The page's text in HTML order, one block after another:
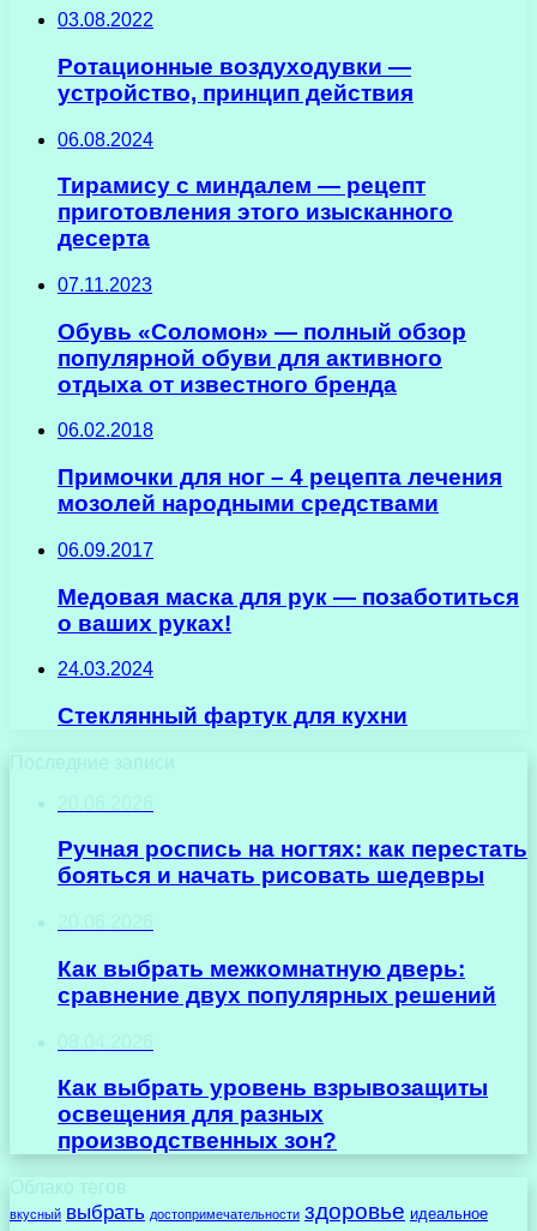
03.08.2022
Ротационные воздуходувки —
устройство, принцип действия
06.08.2024
Тирамису с миндалем — рецепт
приготовления этого изысканного
десерта
07.11.2023
Обувь «Соломон» — полный обзор
популярной обуви для активного
отдыха от известного бренда
06.02.2018
Примочки для ног – 4 рецепта лечения
мозолей народными средствами
06.09.2017
Медовая маска для рук — позаботиться
о ваших руках!
24.03.2024
Стеклянный фартук для кухни
Последние записи
Ручная роспись на ногтях: как перестать
бояться и начать рисовать шедевры
Как выбрать межкомнатную дверь:
сравнение двух популярных решений
Как выбрать уровень взрывозащиты
освещения для разных
производственных зон?
Облако тегов
вкусный выбрать достопримечательности здоровье идеальное